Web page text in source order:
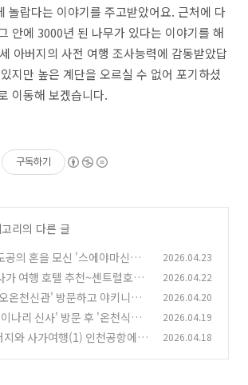
놀랍다는 이야기를 주고받았어요. 근처에 다
안에 3000년 된 나무가 있다는 이야기를 해
아버지의 사전 여행 조사능력에 감동받았답
지만 높은 계단을 오르실 수 없어 포기하셨
이동해 보겠습니다.
구독하기
리의 다른 글
의 혼을 모신 '스에야마신
기마을' 구경하기~
(0)
2026.04.23
여행 호텔 추천~센트럴호텔
에, 호텔뉴오타니사가 (1)
2026.04.22
온천신관' 방문하고 야키니쿠
북카페 방문기~ (1)
2026.04.20
나리 신사' 방문 후 '온천식
맛보기
(0)
2026.04.19
와 사가여행(1) 인천공항에서
2026.04.18